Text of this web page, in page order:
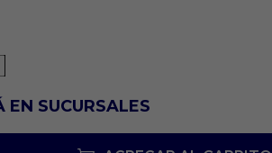
EN SUCURSALES